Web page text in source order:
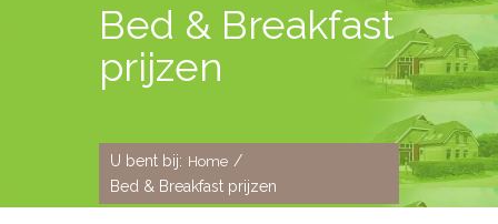
Bed & Breakfast
prijzen
U bent bij: Home /
Bed & Breakfast prijzen